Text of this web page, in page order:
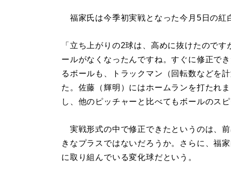
福家氏は今季初実戦となった今月5日の紅
「立ち上がりの2球は、高めに抜けたので
ールがなくなったんですね。すぐに修正で
るボールも、トラックマン（回転数などを
た。佐藤（輝明）にはホームランを打たれ
し、他のピッチャーと比べてもボールのス
実戦形式の中で修正できたというのは、
きなプラスではないだろうか。さらに、福
に取り組んでいる変化球だという。